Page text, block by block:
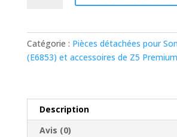
Sony
Xperia
Z5
Catégorie : Pièces détachées pour
(E6853) et accessoires de Z5
Description
Avis (0)